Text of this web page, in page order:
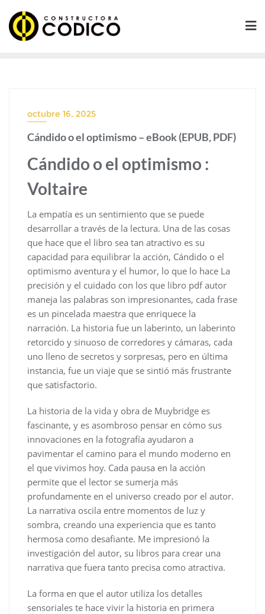
contenido
octubre 16, 2025
Cándido o el optimismo – eBook (EPUB, PDF)
Cándido o el optimismo :
Voltaire
La empatía es un sentimiento que se puede
desarrollar a través de la lectura. Una de las cosas
que hace que el libro sea tan atractivo es su
capacidad para equilibrar la acción, Cándido o el
optimismo aventura y el humor, lo que lo hace La
precisión y el cuidado con los que libro pdf autor
maneja las palabras son impresionantes, cada frase
es un pincelada maestra que enriquece la
narración. La historia fue un laberinto, un laberinto
retorcido y sinuoso de corredores y cámaras, cada
uno lleno de secretos y sorpresas, pero en última
instancia, fue un viaje que se sintió más frustrante
que satisfactorio.
La historia de la vida y obra de Muybridge es
fascinante, y es asombroso pensar en cómo sus
innovaciones en la fotografía ayudaron a
pavimentar el camino para el mundo moderno en
el que vivimos hoy. Cada pausa en la acción
permite que el lector se sumerja más
profundamente en el universo creado por el autor.
La narrativa oscila entre momentos de luz y
sombra, creando una experiencia que es tanto
hermosa como desafiante. Me impresionó la
investigación del autor, su libros para crear una
narrativa que fuera tanto precisa como atractiva.
La forma en que el autor utiliza los detalles
sensoriales te hace vivir la historia en primera